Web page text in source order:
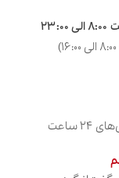
روزهای کاری ساعت ۸ صبح سفارش‌های ۲۴ ساعت